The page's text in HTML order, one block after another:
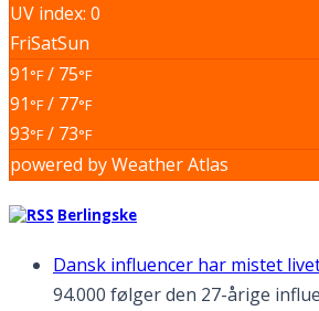
UV index: 0
FriSatSun
91 °F/ 75°F
91 °F/ 77°F
93°F/ 73°F
powered byWeather Atlas
Berlingske
Dansk influencer har mistet
94.000 følger den 27-årige